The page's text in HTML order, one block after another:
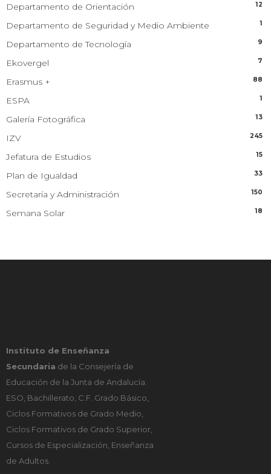
Departamento de Orientación 12
Departamento de Seguridad y Medio Ambiente 1
Departamento de Tecnología 9
Ekovergel 7
Erasmus + 88
ESPA 1
Galería Fotográfica 13
IZV 245
Jefatura de Estudios 15
Plan de Igualdad 33
Secretaría y Administración 150
Semana Solar 18
Instituto de Enseñanza
Secundaria de la Consejería de
Educación de la Junta de Andalucía.
ESO, Bachillerato, C.F. Grado Básico,
Ciclos Formativos de Grado Medio,
Ciclos Formativos de Grado Superior,
Cursos de Especialización, Enseñanza
de Adultos.